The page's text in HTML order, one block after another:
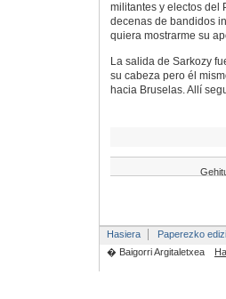
militantes y electos del
decenas de bandidos
quiera mostrarme su
La salida de Sarkozy
su cabeza pero él
hacia Bruselas. Allí
Hasiera Paperezko
� Baigorri Argitaletxea